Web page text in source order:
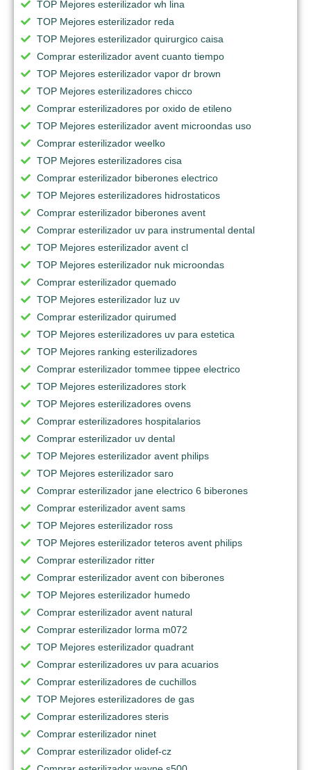
TOP Mejores esterilizador wh lina
TOP Mejores esterilizador reda
TOP Mejores esterilizador quirurgico caisa
Comprar esterilizador avent cuanto tiempo
TOP Mejores esterilizador vapor dr brown
TOP Mejores esterilizadores chicco
Comprar esterilizadores por oxido de etileno
TOP Mejores esterilizador avent microondas uso
Comprar esterilizador weelko
TOP Mejores esterilizadores cisa
Comprar esterilizador biberones electrico
TOP Mejores esterilizadores hidrostaticos
Comprar esterilizador biberones avent
Comprar esterilizador uv para instrumental dental
TOP Mejores esterilizador avent cl
TOP Mejores esterilizador nuk microondas
Comprar esterilizador quemado
TOP Mejores esterilizador luz uv
Comprar esterilizador quirumed
TOP Mejores esterilizadores uv para estetica
TOP Mejores ranking esterilizadores
Comprar esterilizador tommee tippee electrico
TOP Mejores esterilizadores stork
TOP Mejores esterilizadores ovens
Comprar esterilizadores hospitalarios
Comprar esterilizador uv dental
TOP Mejores esterilizador avent philips
TOP Mejores esterilizador saro
Comprar esterilizador jane electrico 6 biberones
Comprar esterilizador avent sams
TOP Mejores esterilizador ross
TOP Mejores esterilizador teteros avent philips
Comprar esterilizador ritter
Comprar esterilizador avent con biberones
TOP Mejores esterilizador humedo
Comprar esterilizador avent natural
Comprar esterilizador lorma m072
TOP Mejores esterilizador quadrant
Comprar esterilizadores uv para acuarios
Comprar esterilizadores de cuchillos
TOP Mejores esterilizadores de gas
Comprar esterilizadores steris
Comprar esterilizador ninet
Comprar esterilizador olidef-cz